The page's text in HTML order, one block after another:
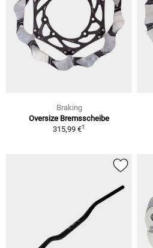
Braking
Oversize Bremsscheibe
315,99 €1